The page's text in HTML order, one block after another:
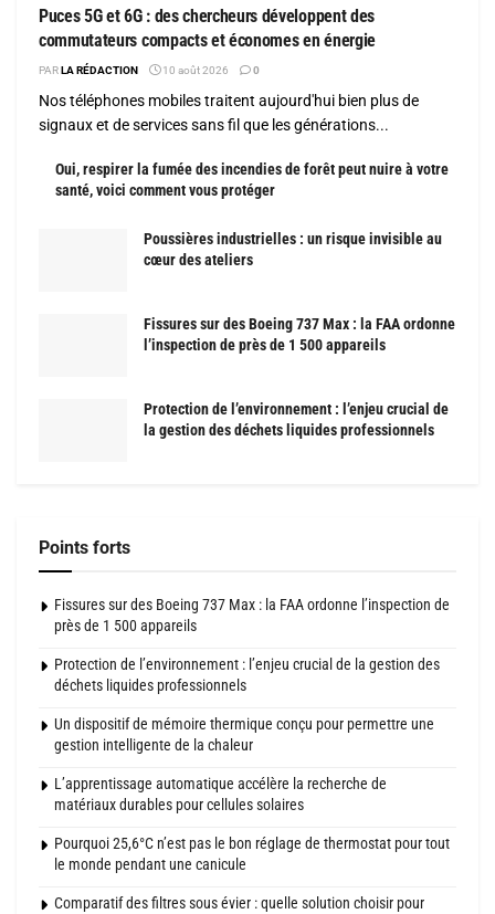
Puces 5G et 6G : des chercheurs développent des
commutateurs compacts et économes en énergie
PARLA RÉDACTION 10 août 2026 0
Nos téléphones mobiles traitent aujourd'hui bien plus de
signaux et de services sans fil que les générations...
Oui, respirer la fumée des incendies de forêt peut nuire à votre
santé, voici comment vous protéger
Poussières industrielles : un risque invisible au
cœur des ateliers
Fissures sur des Boeing 737 Max : la FAA ordonne
l’inspection de près de 1 500 appareils
Protection de l’environnement : l’enjeu crucial de
la gestion des déchets liquides professionnels
Points forts
Fissures sur des Boeing 737 Max : la FAA ordonne l’inspection de
près de 1 500 appareils
Protection de l’environnement : l’enjeu crucial de la gestion des
déchets liquides professionnels
Un dispositif de mémoire thermique conçu pour permettre une
gestion intelligente de la chaleur
L’apprentissage automatique accélère la recherche de
matériaux durables pour cellules solaires
Pourquoi 25,6°C n’est pas le bon réglage de thermostat pour tout
le monde pendant une canicule
Comparatif des filtres sous évier : quelle solution choisir pour